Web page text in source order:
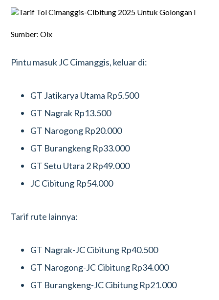
Sumber: Olx
Pintu masuk JC Cimanggis, keluar di:
GT Jatikarya Utama Rp5.500
GT Nagrak Rp13.500
GT Narogong Rp20.000
GT Burangkeng Rp33.000
GT Setu Utara 2 Rp49.000
JC Cibitung Rp54.000
Tarif rute lainnya:
GT Nagrak-JC Cibitung Rp40.500
GT Narogong-JC Cibitung Rp34.000
GT Burangkeng-JC Cibitung Rp21.000